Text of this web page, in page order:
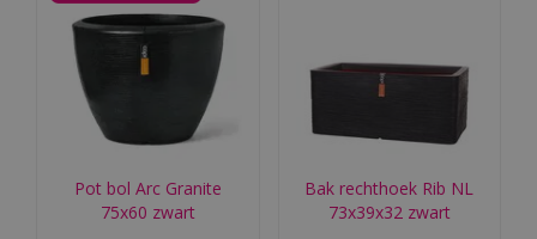
Pot bol Arc Granite
75x60 zwart
Bak rechthoek Rib NL
73x39x32 zwart